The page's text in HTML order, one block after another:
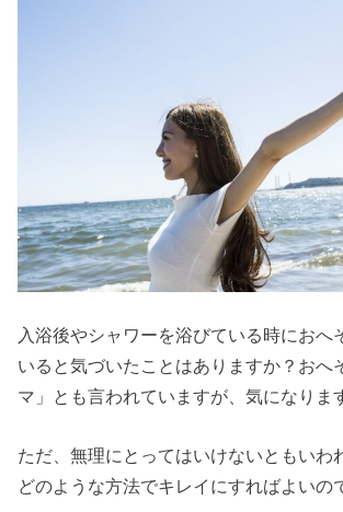
入浴後やシャワーを浴びている時におへ
いると気づいたことはありますか？おへ
マ」とも言われていますが、気になりま
ただ、無理にとってはいけないともいわ
どのような方法でキレイにすればよいの